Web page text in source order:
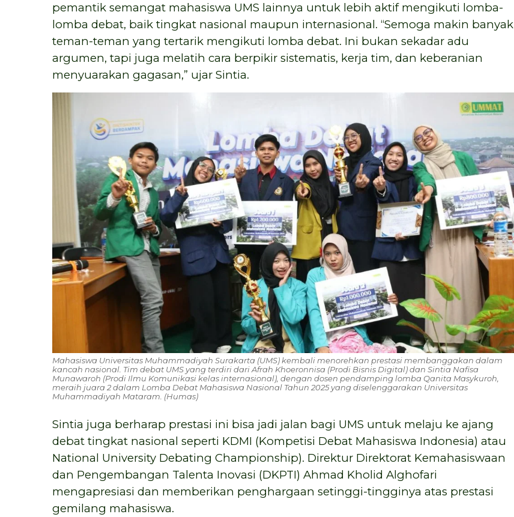
pemantik semangat mahasiswa UMS lainnya untuk lebih aktif mengikuti lomba-
lomba debat, baik tingkat nasional maupun internasional. “Semoga makin banyak
teman-teman yang tertarik mengikuti lomba debat. Ini bukan sekadar adu
argumen, tapi juga melatih cara berpikir sistematis, kerja tim, dan keberanian
menyuarakan gagasan,” ujar Sintia.
Mahasiswa Universitas Muhammadiyah Surakarta (UMS) kembali menorehkan prestasi membanggakan dalam
kancah nasional. Tim debat UMS yang terdiri dari Afrah Khoeronnisa (Prodi Bisnis Digital) dan Sintia Nafisa
Munawaroh (Prodi Ilmu Komunikasi kelas internasional), dengan dosen pendamping lomba Qanita Masykuroh,
meraih juara 2 dalam Lomba Debat Mahasiswa Nasional Tahun 2025 yang diselenggarakan Universitas
Muhammadiyah Mataram. (Humas)
Sintia juga berharap prestasi ini bisa jadi jalan bagi UMS untuk melaju ke ajang
debat tingkat nasional seperti KDMI (Kompetisi Debat Mahasiswa Indonesia) atau
National University Debating Championship). Direktur Direktorat Kemahasiswaan
dan Pengembangan Talenta Inovasi (DKPTI) Ahmad Kholid Alghofari
mengapresiasi dan memberikan penghargaan setinggi-tingginya atas prestasi
gemilang mahasiswa.